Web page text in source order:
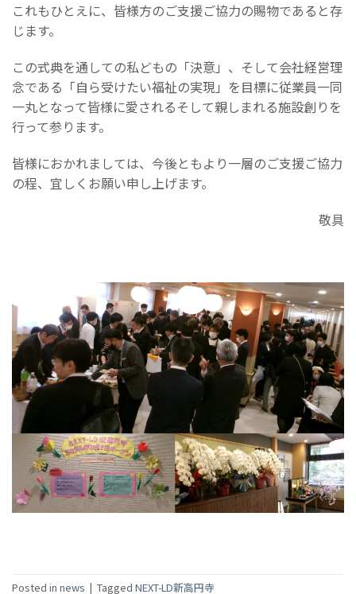
これもひとえに、皆様方のご支援ご協力の賜物であると存
じます。
この式典を通しての私どもの「決意」、そして会社経営理
念である「自ら受けたい福祉の実現」を目標に従業員一同
一丸となって皆様に愛されるそして親しまれる施設創りを
行って参ります。
皆様におかれましては、今後ともより一層のご支援ご協力
の程、宜しくお願い申し上げます。
敬具
Posted in news | Tagged NEXT-LD新高円寺